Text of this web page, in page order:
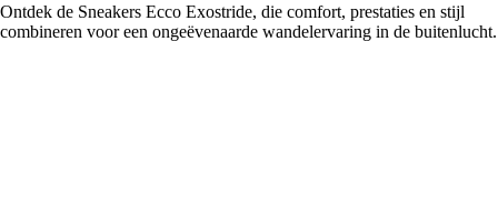
Ontdek de Sneakers Ecco Exostride, die comfort, prestaties en stijl
combineren voor een ongeëvenaarde wandelervaring in de buitenlucht.